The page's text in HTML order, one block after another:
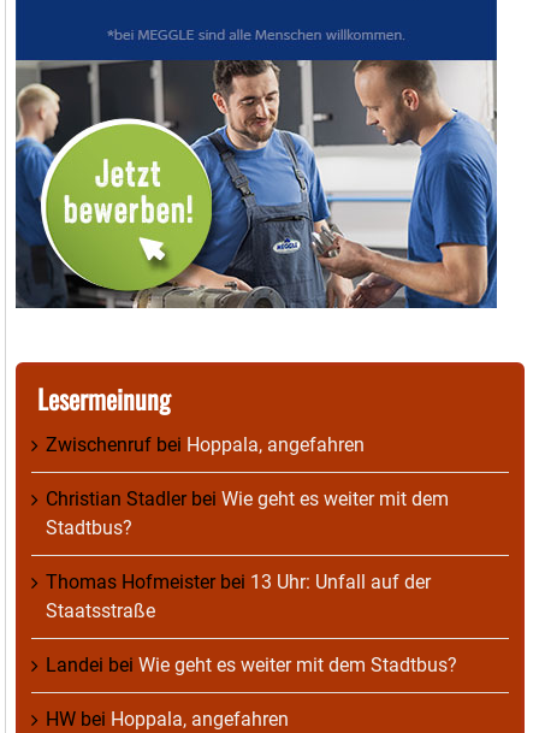
Lesermeinung
Zwischenruf bei Hoppala, angefahren
Christian Stadlerbei Wie geht es weiter mit dem
Stadtbus?
Thomas Hofmeisterbei 13 Uhr: Unfall auf der
Staatsstraße
Landei bei Wie geht es weiter mit dem Stadtbus?
HW bei Hoppala, angefahren